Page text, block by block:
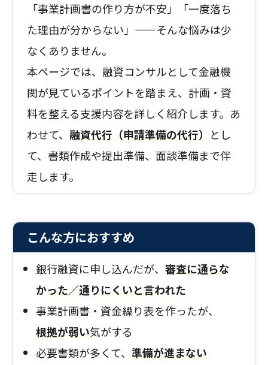
「事業計画書の作り方が不安」「一度落ち
た理由が分からない」——そんな悩みは少
なくありません。
本ページでは、融資コンサルとして金融機
関が見ているポイントを踏まえ、計画・資
料を整える支援内容を詳しく紹介します。あ
わせて、 融資代行（申請準備の代行） とし
て、書類作成や提出準備、面談準備まで伴
走します。
こんな方におすすめ
銀行融資に申し込んだが、審査に通らな
かった／通りにくいと言われた
事業計画書・資金繰り表を作ったが、
根拠が弱い気がする
必要書類が多くて、準備が進まない